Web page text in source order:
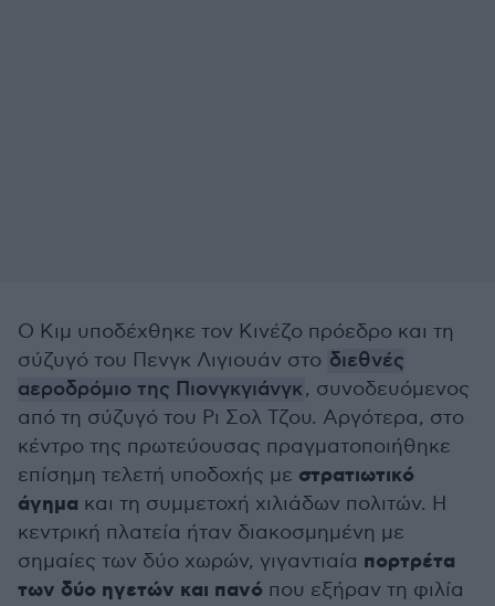
Ο Κιμ υποδέχθηκε τον Κινέζο πρόεδρο και τη
σύζυγό του Πενγκ Λιγιουάν στο διεθνές
αεροδρόμιο της Πιονγκγιάνγκ, συνοδευόμενος
από τη σύζυγό του Ρι Σολ Τζου. Αργότερα, στο
κέντρο της πρωτεύουσας πραγματοποιήθηκε
επίσημη τελετή υποδοχής με στρατιωτικό
άγημα και τη συμμετοχή χιλιάδων πολιτών. Η
κεντρική πλατεία ήταν διακοσμημένη με
σημαίες των δύο χωρών, γιγαντιαία πορτρέτα
των δύο ηγετών και πανό που εξήραν τη φιλία